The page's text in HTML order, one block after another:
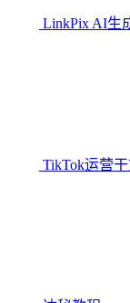
LinkPix AI生
TikTok运营